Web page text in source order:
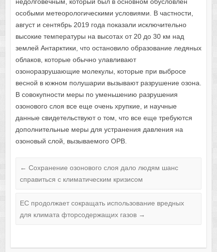
особыми метеорологическими условиями. В частности,
август и сентябрь 2019 года показали исключительно
высокие температуры на высотах от 20 до 30 км над
землей Антарктики, что остановило образование ледяных
облаков, которые обычно улавливают
озоноразрушающие молекулы, которые при выбросе
весной в южном полушарии вызывают разрушение озона.
В совокупности меры по уменьшению разрушения
озонового слоя все еще очень хрупкие, и научные
данные свидетельствуют о том, что все еще требуются
дополнительные меры для устранения давления на
озоновый слой, вызываемого ОРВ.
← Сохранение озонового слоя дало людям шанс
справиться с климатическим кризисом
ЕС продолжает сокращать использование вредных
для климата фторсодержащих газов →